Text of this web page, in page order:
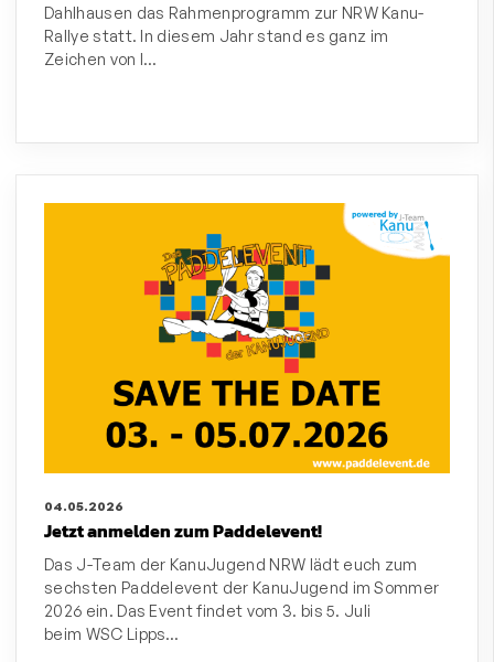
Dahlhausen das Rahmenprogramm zur NRW Kanu-
Rallye statt. In diesem Jahr stand es ganz im
Zeichen von I…
04.05.2026
Jetzt anmelden zum Paddelevent!
Das J-Team der KanuJugend NRW lädt euch zum
sechsten Paddelevent der KanuJugend im Sommer
2026 ein. Das Event findet vom 3. bis 5. Juli
beim WSC Lipps…